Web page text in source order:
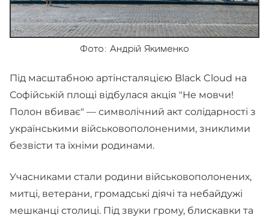
Фото: Андрій Якименко
Під масштабною артінсталяцією Black Cloud на
Софійській площі відбулася акція "Не мовчи!
Полон вбиває" — символічний акт солідарності з
українськими військовополоненими, зниклими
безвісти та їхніми родинами.
Учасниками стали родини військовополонених,
митці, ветерани, громадські діячі та небайдужі
мешканці столиці. Під звуки грому, блискавки та